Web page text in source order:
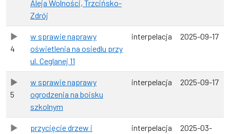
Aleja Wolności, Trzcińsko-
Zdrój
4
w sprawie naprawy
oświetlenia na osiedlu przy
ul. Ceglanej 11
interpelacja 2025-09-17
5
w sprawie naprawy
ogrodzenia na boisku
szkolnym
interpelacja 2025-09-17
przycięcie drzew i
interpelacja
2025-03-